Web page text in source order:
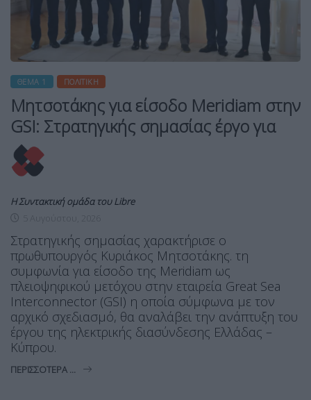
ΘΈΜΑ 1 ΠΟΛΙΤΙΚΉ
Μητσοτάκης για είσοδο Meridiam στην
GSI: Στρατηγικής σημασίας έργο για
Η Συντακτική ομάδα του Libre
Στρατηγικής σημασίας χαρακτήρισε ο
πρωθυπουργός Κυριάκος Μητσοτάκης. τη
συμφωνία για είσοδο της Meridiam ως
πλειοψηφικού μετόχου στην εταιρεία Great Sea
Interconnector (GSI) η οποία σύμφωνα με τον
αρχικό σχεδιασμό, θα αναλάβει την ανάπτυξη του
έργου της ηλεκτρικής διασύνδεσης Ελλάδας –
Κύπρου.
ΠΕΡΙΣΣΌΤΕΡΑ ...